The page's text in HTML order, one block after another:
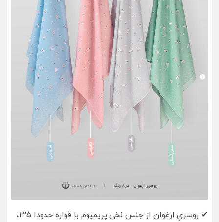
✔ روسریِ ارغوان از جنس نخی پریمیوم با قواره حدودا 135،